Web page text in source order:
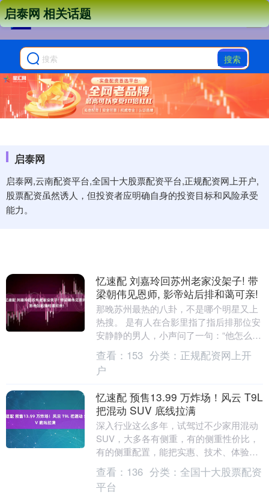
搜索
启泰网
启泰网,云南配资平台,全国十大股票配资平台,正规配资网上开户,
股票配资虽然诱人，但投资者应明确自身的投资目标和风险承受
能力。
启泰网 相关话题
忆速配 刘嘉玲回苏州老家没架子! 带
梁朝伟见恩师, 影帝站后排和蔼可亲!
那晚苏州最热的八卦，不是哪个明星又上
热搜。 是有人在合影里指了指后排那位安
安静静的男人，小声问了一句：“他怎么站
那么后面？” 旁边的人回得更绝：“他不是
来抢镜的....
查看： 153 分类： 正规配资网上开
户
忆速配 预售13.99 万炸场！风云 T9L
把混动 SUV 底线拉满
深入行业这么多年，试驾过不少家用混动
SUV，大多各有侧重，有的侧重性价比，
有的侧重配置，能把实惠、技术、体验三
者兼顾到位的，并不算多。直到奇瑞风云
之夜推出风云T....
查看： 136 分类： 全国十大股票配资
平台